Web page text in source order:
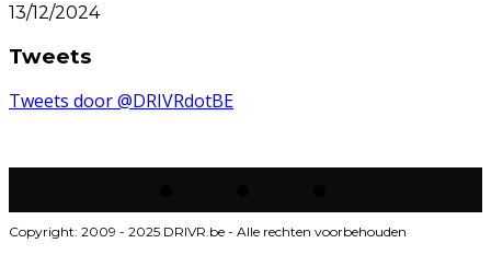
13/12/2024
Tweets
Tweets door @DRIVRdotBE
Copyright: 2009 - 2025 DRIVR.be - Alle rechten voorbehouden